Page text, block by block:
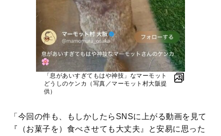
「息があいすぎてもはや神技」なマーモット
どうしのケンカ（写真／マーモット村大阪提
供）
「今回の件も、もしかしたらSNSに上がる動画を見て
『（お菓子を）食べさせても大丈夫』と安易に思った